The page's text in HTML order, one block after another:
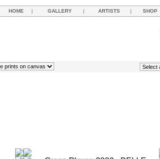
HOME | GALLERY | ARTISTS | SHOP